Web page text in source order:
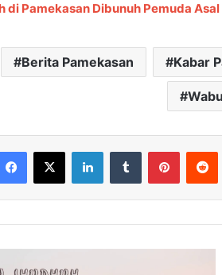
di Pamekasan Dibunuh Pemuda
Berita Pamekasan Kabar